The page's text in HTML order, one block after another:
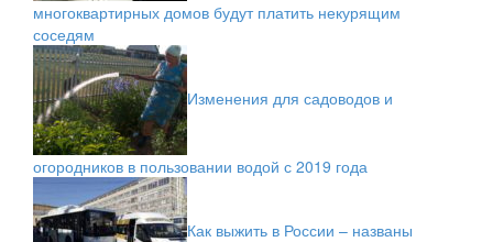
многоквартирных домов будут платить некурящим
соседям
Изменения для садоводов и
огородников в пользовании водой с 2019 года
Как выжить в России – названы